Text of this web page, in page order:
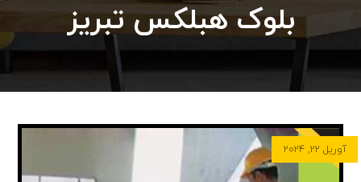
بلوک هبلکس تبریز
آوریل ۲۲, ۲۰۲۴